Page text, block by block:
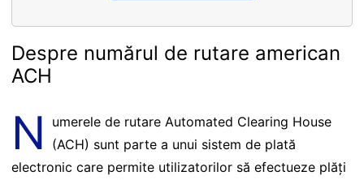
Despre numărul de rutare american
ACH
N
umerele de rutare Automated Clearing House
(ACH) sunt parte a unui sistem de plată
electronic care permite utilizatorilor să efectueze plăți